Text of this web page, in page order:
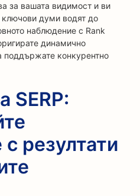
за вашата видимост и ви
думи водят до
наблюдение с Rank
динамично
поддържате конкурентно
SERP:
резултати